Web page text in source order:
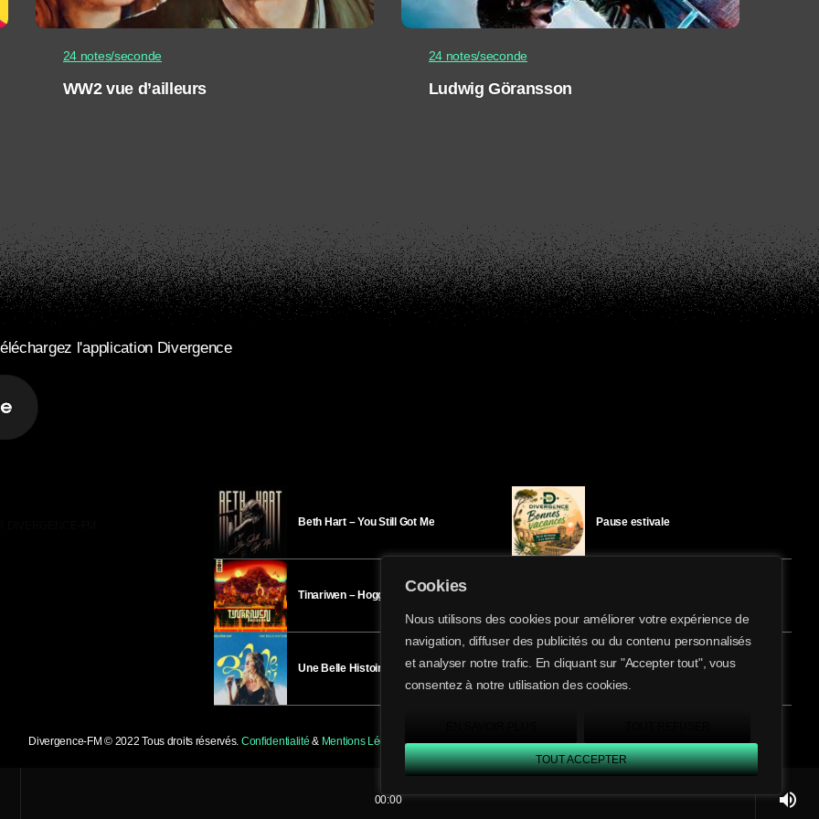
Cookies
Nous utilisons des cookies pour améliorer votre expérience de
navigation, diffuser des publicités ou du contenu personnalisés
et analyser notre trafic. En cliquant sur "Accepter tout", vous
consentez à notre utilisation des cookies.
TOUT ACCEPTER
00:00 volume_up
share
email
24 notes/seconde
WW2 vue d’ailleurs
24 notes/seconde
Ludwig Göransson
l'application Divergence
Beth Hart – You Still Got Me
Tinariwen – Hoggar
Une Belle Histoire – Héloïse Bay
Pause estivale
Ici l’Ombre – mardi 28 juillet
Divergence-FM © 2022 Tous droits réservés. Confidentialité & Mentions Légales.